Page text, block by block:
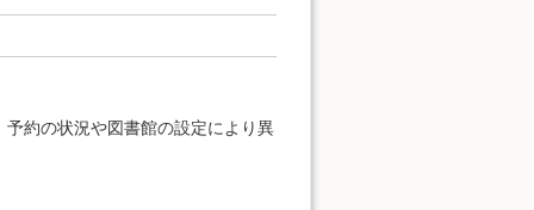
約の状況や図書館の設定により異